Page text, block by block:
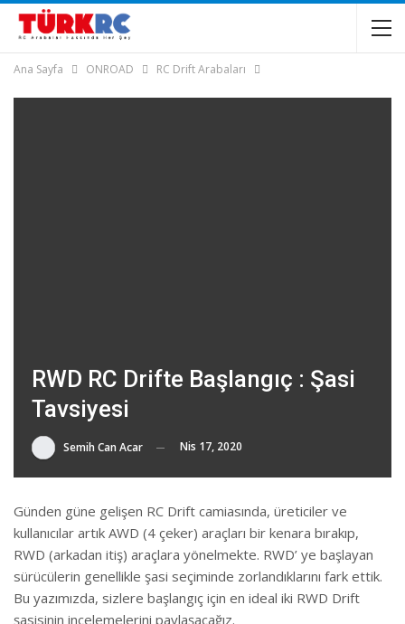
Ana Sayfa ONROAD RC Drift Arabaları
RWD RC Drifte Başlangıç : Şasi
Tavsiyesi
Semih Can Acar Nis 17, 2020
Günden güne gelişen RC Drift camiasında, üreticiler ve
kullanıcılar artık AWD (4 çeker) araçları bir kenara bırakıp,
RWD (arkadan itiş) araçlara yönelmekte. RWD’ ye başlayan
sürücülerin genellikle şasi seçiminde zorlandıklarını fark ettik.
Bu yazımızda, sizlere başlangıç için en ideal iki RWD Drift
şasisinin incelemelerini paylaşacağız.